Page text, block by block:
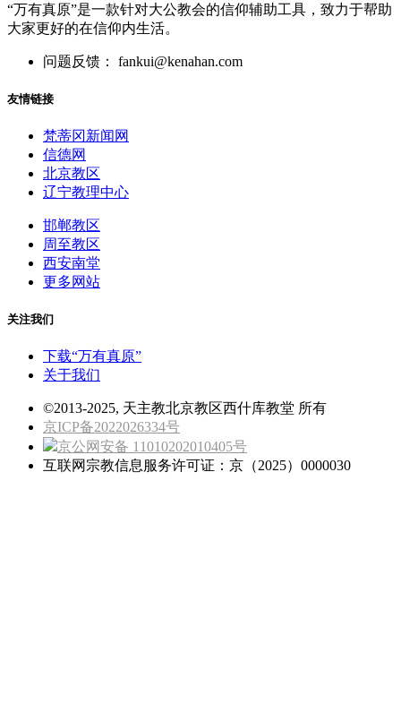
“万有真原”是一款针对大公教会的信仰辅助工具，致力于帮助
大家更好的在信仰内生活。
问题反馈： fankui@kenahan.com
友情链接
梵蒂冈新闻网
信德网
北京教区
辽宁教理中心
邯郸教区
周至教区
西安南堂
更多网站
关注我们
下载“万有真原”
关于我们
©2013-2025, 天主教北京教区西什库教堂 所有
京ICP备2022026334号
京公网安备 11010202010405号
互联网宗教信息服务许可证：京（2025）0000030